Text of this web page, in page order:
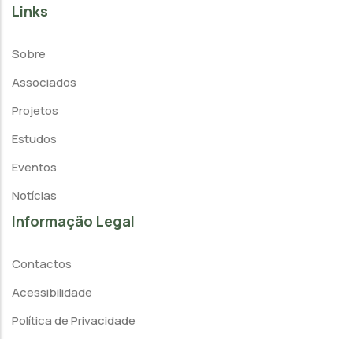
Links
Sobre
Associados
Projetos
Estudos
Eventos
Notícias
Informação Legal
Contactos
Acessibilidade
Política de Privacidade